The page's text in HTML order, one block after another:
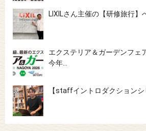
LIXILさん主催の【研修旅行】
エクステリア＆ガーデンフェ
今年…
【staffイントロダクションシ